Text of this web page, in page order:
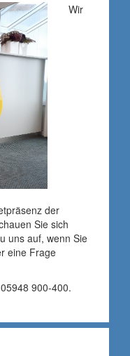
Wir
der
Sie sich
uns auf, wenn Sie
eine Frage
900-400.